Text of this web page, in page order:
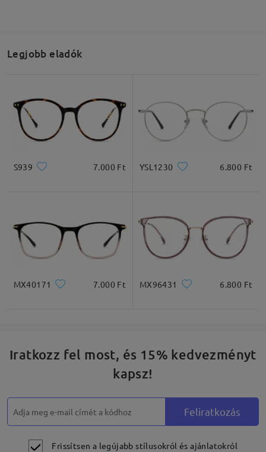
Legjobb eladók
S939 7.000 Ft YSL1230 6.800 Ft
MX40171 7.000 Ft MX96431 6.800 Ft
Iratkozz fel most, és 15% kedvezményt
kapsz!
Feliratkozás
Frissítsen a legújabb stílusokról és ajánlatokról